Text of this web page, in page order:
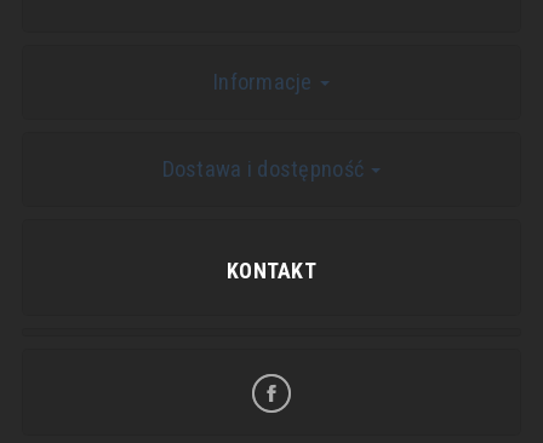
Informacje
Dostawa i dostępność
KONTAKT